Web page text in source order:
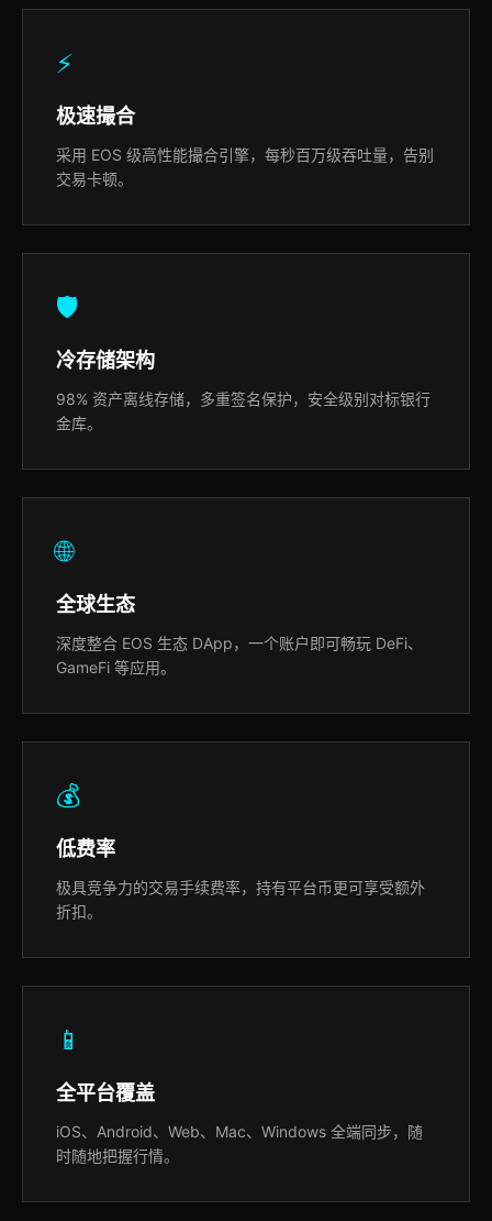
⚡
极速撮合
采用 EOS 级高性能撮合引擎，每秒百万级吞吐量，告别
交易卡顿。
🛡️
冷存储架构
98% 资产离线存储，多重签名保护，安全级别对标银行
金库。
🌐
全球生态
深度整合 EOS 生态 DApp，一个账户即可畅玩 DeFi、
GameFi 等应用。
💰
低费率
极具竞争力的交易手续费率，持有平台币更可享受额外
折扣。
📱
全平台覆盖
iOS、Android、Web、Mac、Windows 全端同步，随
时随地把握行情。